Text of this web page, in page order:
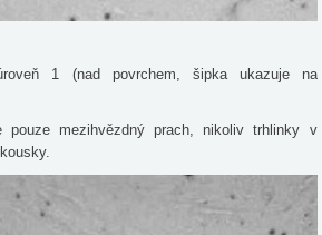
1 (nad povrchem, šipka ukazuje na
pouze mezihvězdný prach, nikoliv trhlinky v